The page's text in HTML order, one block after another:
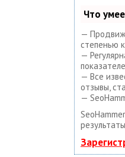
Что
—
степенью
—
— Все
отзывы,
—